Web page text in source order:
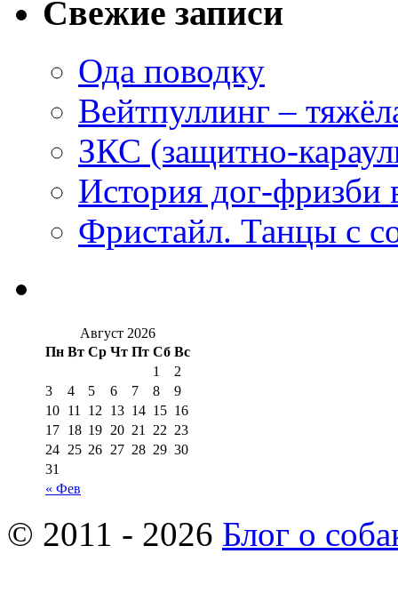
Свежие записи
Ода поводку
Вейтпуллинг –
ЗКС (защитно-
История дог-фризби
Фристайл. Танцы с
Август 2026
Пн Вт Ср Чт Пт Сб Вс
« Фев
1
2
3
4 5 6 7 8
9
10 11 12 13 14 15 16
17 18 19 20 21 22 23
24 25 26 27 28 29 30
31
© 2011 - 2026 Блог о